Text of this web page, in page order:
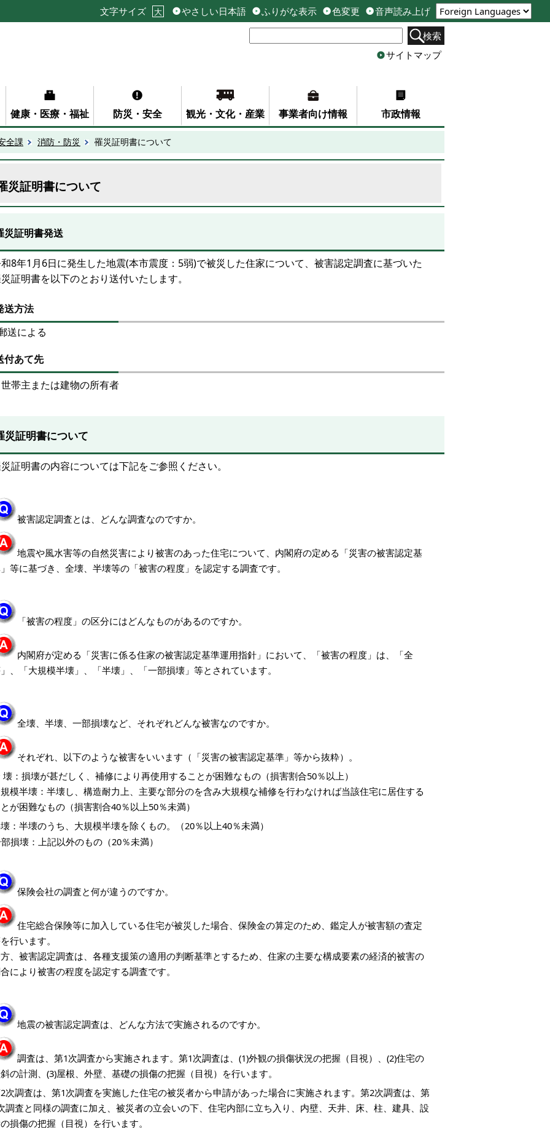
文字サイズ 大 やさしい日本語 ふりがな表示 色変更
音声読み上げ
検索
サイトマップ
健康・医療・福祉 防災・安全 観光・文化・産業 事業者向け情報 市政情報
全課 消防・防災 罹災証明書について
災証明書について
災証明書発送
8年1月6日に発生した地震(本市震度：5弱)で被災した住家について、被害認定調査に基づいた
証明書を以下のとおり送付いたします。
送方法
による
付あて先
主または建物の所有者
災証明書について
証明書の内容については下記をご参照ください。
被害認定調査とは、どんな調査なのですか。
地震や風水害等の自然災害により被害のあった住宅について、内閣府の定める「災害の被害認定基
等に基づき、全壊、半壊等の「被害の程度」を認定する調査です。
「被害の程度」の区分にはどんなものがあるのですか。
内閣府が定める「災害に係る住家の被害認定基準運用指針」において、「被害の程度」は、「全
、「大規模半壊」、「半壊」、「一部損壊」等とされています。
全壊、半壊、 一部損壊など、それぞれどんな被害なのですか。
それぞれ、以下のような被害をいいます（「災害の被害認定基準」等から抜粋）。
壊：損壊が甚だしく、補修により再使用することが困難なもの（損害割合50％以上）
模半壊：半壊し、構造耐力上、主要な部分のを含み大規模な補修を行わなければ当該住宅に居住する
が困難なもの （損害割合40％以上50％未満）
：半壊のうち、大規模半壊を除くもの。（20％以上40％未満）
損壊：上記以外のもの（20％未満）
保険会社の調査と何が違うのですか。
住宅総合保険等に加入している住宅が被災した場合、保険金の算定のため、鑑定人が被害額の査定
行います。
、被害認定調査は、各種支援策の適用の判断基準とするため、住家の主要な構成要素の経済的被害の
により被害の程度を認定する調査です。
地震の被害認定調査は、どんな方法で実施されるのですか。
調査は、第1次調査から実施されます。第1次調査は、(1)外観の損傷状況の把握（目視）、(2)住宅の
の計測、(3)屋根、外壁、基礎の損傷の把握（目視）を行います。
次調査は、第1次調査を実施した住宅の被災者から申請があった場合に実施されます。第2次調査は、第
調査と同様の調査に加え、被災者の立会いの下、住宅内部に立ち入り、内壁、天井、床、柱、建具、設
損傷の把握（目視）を行います。